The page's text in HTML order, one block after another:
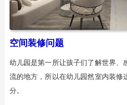
空间装修问题
幼儿园是第一所让孩子们了解世界、
流的地方，所以在幼儿园然室内装修
分。